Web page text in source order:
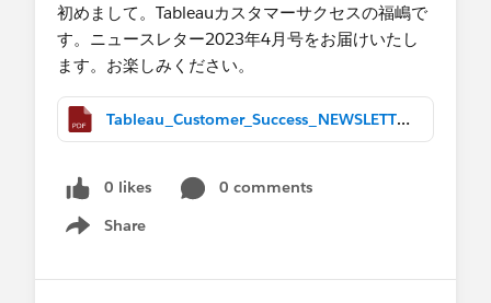
初めまして。Tableauカスタマーサクセスの福嶋で
す。ニュースレター2023年4月号をお届けいたし
ます。お楽しみください。
Tableau_Customer_Success_NEWSLETTER_Apr2023.pdf
0 likes
0 comments
Share
Show menu